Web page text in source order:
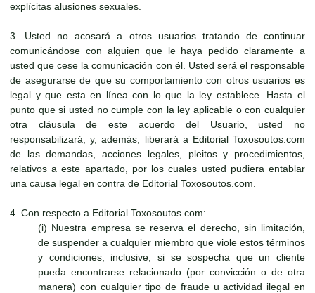
explícitas alusiones sexuales.
3. Usted no acosará a otros usuarios tratando de continuar
comunicándose con alguien que le haya pedido claramente a
usted que cese la comunicación con él. Usted será el responsable
de asegurarse de que su comportamiento con otros usuarios es
legal y que esta en línea con lo que la ley establece. Hasta el
punto que si usted no cumple con la ley aplicable o con cualquier
otra cláusula de este acuerdo del Usuario, usted no
responsabilizará, y, además, liberará a Editorial Toxosoutos.com
de las demandas, acciones legales, pleitos y procedimientos,
relativos a este apartado, por los cuales usted pudiera entablar
una causa legal en contra de Editorial Toxosoutos.com.
4. Con respecto a Editorial Toxosoutos.com:
(i) Nuestra empresa se reserva el derecho, sin limitación,
de suspender a cualquier miembro que viole estos términos
y condiciones, inclusive, si se sospecha que un cliente
pueda encontrarse relacionado (por convicción o de otra
manera) con cualquier tipo de fraude u actividad ilegal en